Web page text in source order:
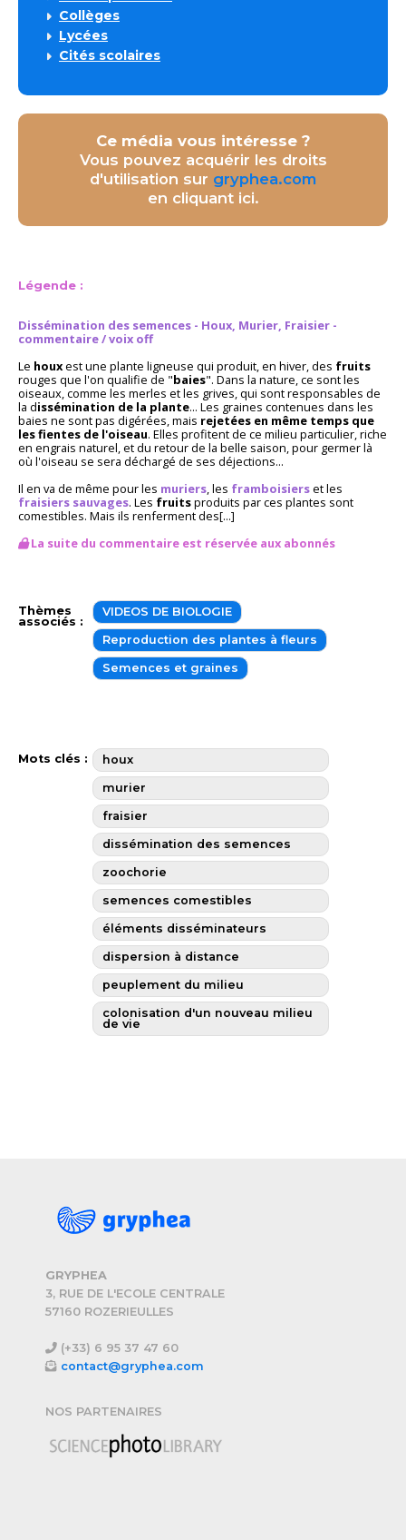
Collèges
Lycées
Cités scolaires
Ce média vous intéresse ?
Vous pouvez acquérir les droits
d'utilisation sur gryphea.com
en cliquant ici.
Légende :
Dissémination des semences - Houx, Murier, Fraisier -
commentaire / voix off
Le houxest une plante ligneuse qui produit, en hiver, des fruits
rouges que l'on qualifie de "baies". Dans la nature, ce sont les
oiseaux, comme les merles et les grives, qui sont responsables de
la dissémination de la plante... Les graines contenues dans les
baies ne sont pas digérées, mais rejetées en même temps que
les fientes de l'oiseau. Elles profitent de ce milieu particulier, riche
en engrais naturel, et du retour de la belle saison, pour germer là
où l'oiseau se sera déchargé de ses déjections...
Il en va de même pour les muriers , les framboisierset les
fraisiers sauvages. Les fruitsproduits par ces plantes sont
comestibles. Mais ils renferment des[...]
La suite du commentaire est réservée aux abonnés
Thèmes
associés :
VIDEOS DE BIOLOGIE
Reproduction des plantes à fleurs
Semences et graines
Mots clés : houx
murier
fraisier
dissémination des semences
zoochorie
semences comestibles
éléments disséminateurs
dispersion à distance
peuplement du milieu
colonisation d'un nouveau milieu
de vie
GRYPHEA
3, RUE DE L'ECOLE CENTRALE
57160 ROZERIEULLES
(+33) 6 95 37 47 60
contact@gryphea.com
NOS PARTENAIRES